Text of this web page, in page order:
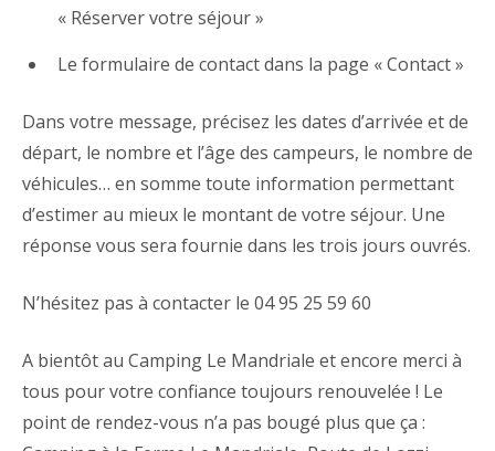
« Réserver votre séjour »
Le formulaire de contact dans la page « Contact »
Dans votre message, précisez les dates d’arrivée et de
départ, le nombre et l’âge des campeurs, le nombre de
véhicules… en somme toute information permettant
d’estimer au mieux le montant de votre séjour. Une
réponse vous sera fournie dans les trois jours ouvrés.
N’hésitez pas à contacter le 04 95 25 59 60
A bientôt au Camping Le Mandriale et encore merci à
tous pour votre confiance toujours renouvelée ! Le
point de rendez-vous n’a pas bougé plus que ça :